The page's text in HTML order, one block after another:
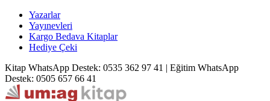
Yazarlar
Yayınevleri
Kargo Bedava Kitaplar
Hediye Çeki
Kitap WhatsApp Destek: 0535 362 97 41 | Eğitim WhatsApp
Destek: 0505 657 66 41